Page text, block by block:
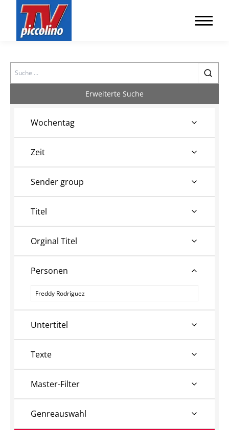
Search
Erweiterte Suche
Wochentag
Zeit
Sender group
Titel
Orginal Titel
Personen
Personen
Untertitel
Texte
Master-Filter
Genreauswahl